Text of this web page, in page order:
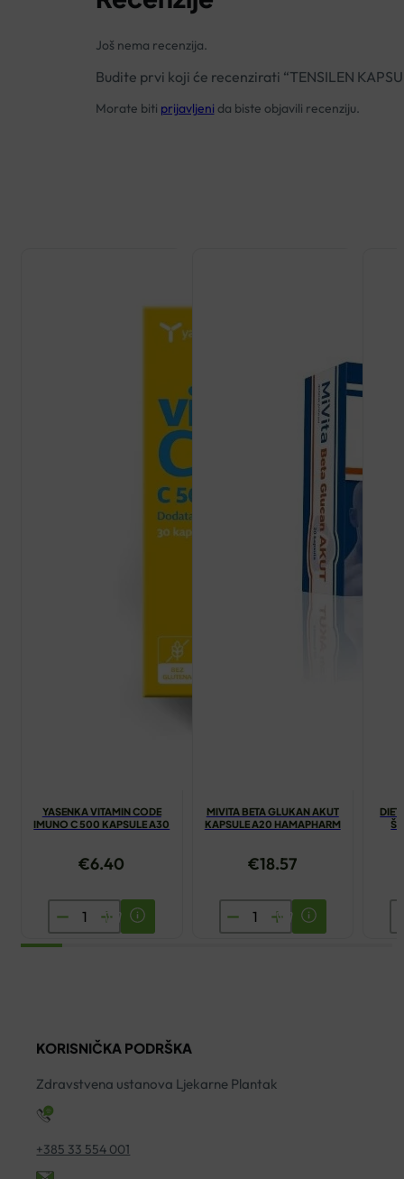
Još nema recenzija.
Budite prvi koji će recenzirati “TENSILEN
Morate biti prijavljeni da biste objavili recenziju.
YASENKA VITAMIN CODE
IMUNO C 500 KAPSULE A30
€6.40
YASENKA
VITAMIN
KAPSULE
A30
MIVITA BETA GLUKAN AKUT
KAPSULE A20 HAMAPHARM
€18.57
MIVITA
BETA
količina
KORISNIČKA PODRŠKA
Zdravstvena ustanova Ljekarne Plantak
+385 33 554 001